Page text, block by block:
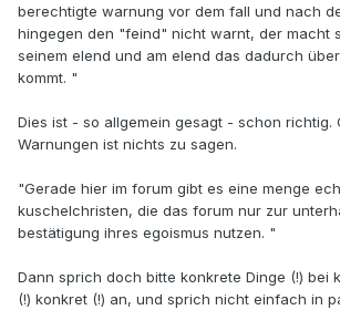
berechtigte warnung vor dem fall und nach
hingegen den "feind" nicht warnt, der macht
seinem elend und am elend das dadurch
kommt. "
Dies ist - so allgemein gesagt - schon richtig.
Warnungen ist nichts zu sagen.
"Gerade hier im forum gibt es eine menge
kuschelchristen, die das forum nur zur
bestätigung ihres egoismus nutzen. "
Dann sprich doch bitte konkrete Dinge (!) bei
(!) konkret (!) an, und sprich nicht einfach in